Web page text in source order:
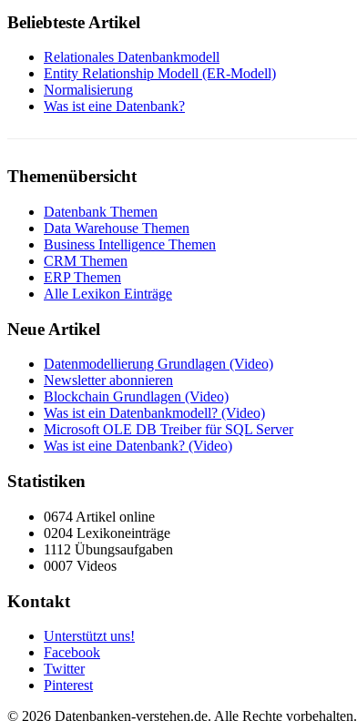
Beliebteste Artikel
Relationales Datenbankmodell
Entity Relationship Modell (ER-Modell)
Normalisierung
Was ist eine Datenbank?
Themenübersicht
Datenbank Themen
Data Warehouse Themen
Business Intelligence Themen
CRM Themen
ERP Themen
Alle Lexikon Einträge
Neue Artikel
Datenmodellierung Grundlagen (Video)
Newsletter abonnieren
Blockchain Grundlagen (Video)
Was ist ein Datenbankmodell? (Video)
Microsoft OLE DB Treiber für SQL Server
Was ist eine Datenbank? (Video)
Statistiken
0674 Artikel online
0204 Lexikoneinträge
1112 Übungsaufgaben
0007 Videos
Kontakt
Unterstützt uns!
Facebook
Twitter
Pinterest
© 2026 Datenbanken-verstehen.de. Alle Rechte vorbehalten.